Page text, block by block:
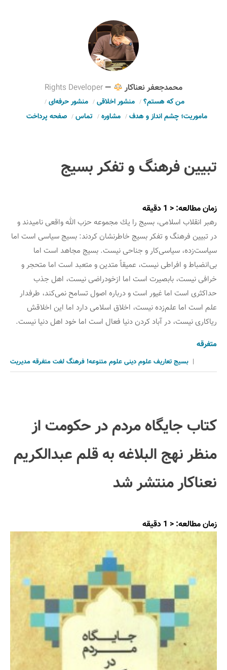
محمدجعفر نعناکار —
Rights Developer
من که هستم؟ منشور اخلاقی
منشور حرفه‌ای
ماموریت؛ چشم انداز و هدف
مشاوره تماس صفحه پرداخت
تبیین فرهنگ و تفکر بسیج
زمان مطالعه: < 1 دقیقه
رهبر انقلاب اسلامی، بسیج را یك مجموعه حزب الله واقعی نامیدند و
در تبیین فرهنگ و تفكر بسیج خاطرنشان كردند: بسیج سیاسی است اما
سیاست‌زده، سیاسی‌كار و جناحی نیست. بسیج مجاهد است اما
بی‌انضباط و افراطی نیست، عمیقاً متدین و متعبد است اما متحجر و
خرافی نیست، بابصیرت است اما ازخودراضی نیست، اهل جذب
حداكثری است اما غیور است و درباره اصول تسامح نمی‌كند، طرفدار
علم است اما علم‌زده نیست، اخلاق اسلامی دارد اما این اخلاقش
ریاكاری نیست، در آباد كردن دنیا فعال است اما خود اهل دنیا نیست.
متفرقه
| بسیج تعاریف علوم دینی علوم متنوعه! فرهنگ لغت متفرقه مدیریت
کتاب جایگاه مردم در حکومت از
منظر نهج البلاغه به قلم عبدالکریم
نعناکار منتشر شد
زمان مطالعه: < 1 دقیقه